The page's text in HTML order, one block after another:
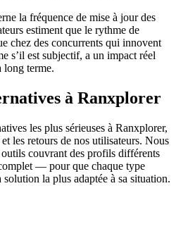
la fréquence de mise à jour des
estiment que le rythme de
chez des concurrents qui innovent
s’il est subjectif, a un impact réel
long terme.
à Ranxplorer
les plus sérieuses à Ranxplorer,
les retours de nos utilisateurs. Nous
couvrant des profils différents
— pour que chaque type
la plus adaptée à sa situation.